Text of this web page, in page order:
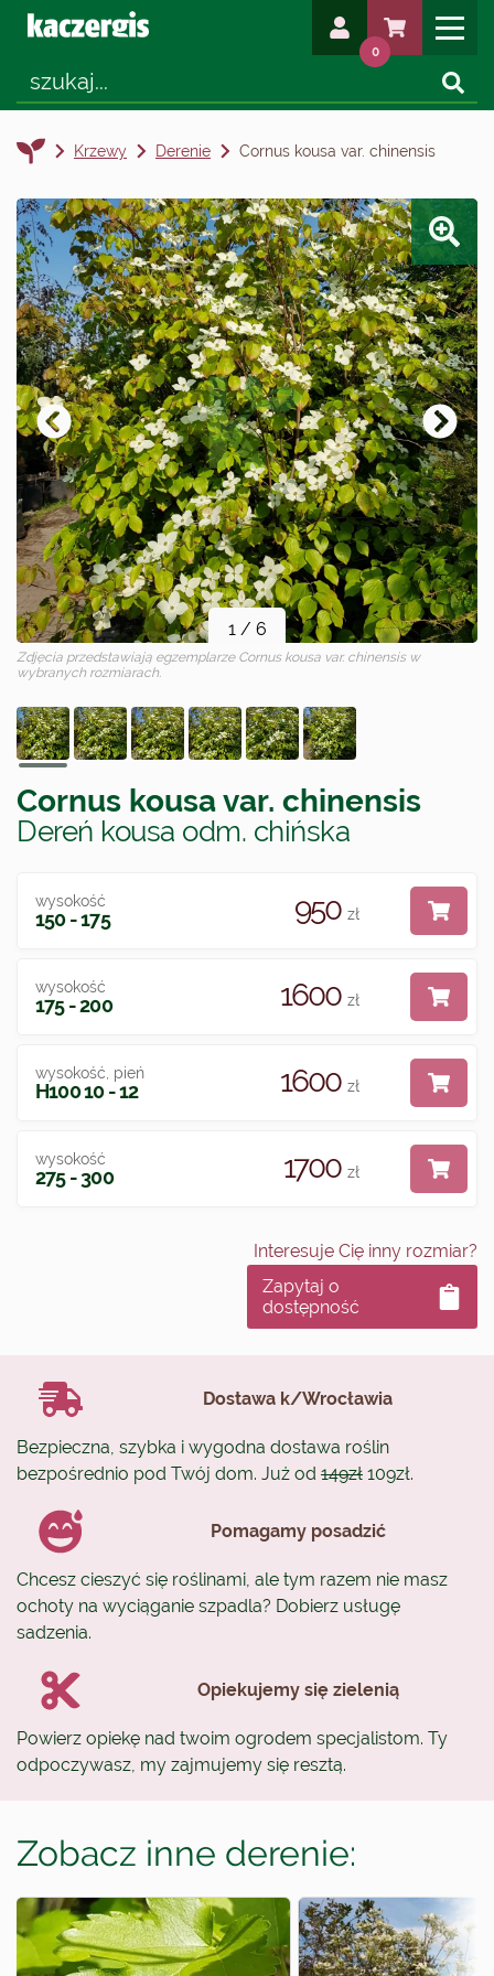
0
Krzewy Derenie Cornus kousa var. chinensis
1/ 6
Zdjęcia przedstawiają egzemplarze Cornus kousa var. chinensisw
wybranych rozmiarach.
Cornus kousa var. chinensis
Dereń kousa odm. chińska
wysokość
150 - 175 950 zł
wysokość
175 - 200 1600 zł
wysokość, pień
H100 10 - 12 1600 zł
wysokość
275 - 300 1700 zł
Interesuje Cię inny rozmiar?
Zapytaj o
dostępność
Dostawa k/Wrocławia
Bezpieczna, szybka i wygodna dostawa roślin
bezpośrednio pod Twój dom. Już od 149zł 109zł.
Pomagamy posadzić
Chcesz cieszyć się roślinami, ale tym razem nie masz
ochoty na wyciąganie szpadla? Dobierz usługę
sadzenia.
Opiekujemy się zielenią
Powierz opiekę nad twoim ogrodem specjalistom. Ty
odpoczywasz, my zajmujemy się resztą.
Zobacz inne derenie: